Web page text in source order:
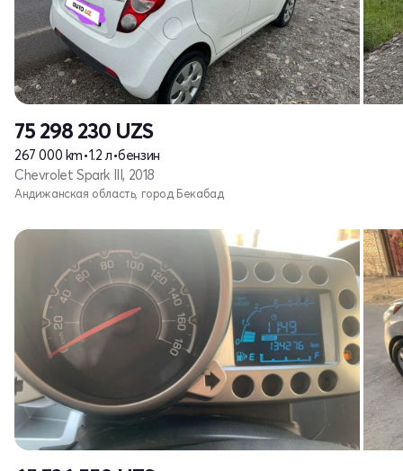
75 298 230 UZS
267 000 km•1.2 л•бензин
Chevrolet Spark III, 2018
Андижанская область, город Бекабад